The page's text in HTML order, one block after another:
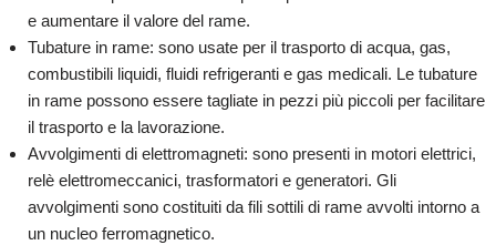
e aumentare il valore del rame.
Tubature in rame: sono usate per il trasporto di acqua, gas,
combustibili liquidi, fluidi refrigeranti e gas medicali. Le tubature
in rame possono essere tagliate in pezzi più piccoli per facilitare
il trasporto e la lavorazione.
Avvolgimenti di elettromagneti: sono presenti in motori elettrici,
relè elettromeccanici, trasformatori e generatori. Gli
avvolgimenti sono costituiti da fili sottili di rame avvolti intorno a
un nucleo ferromagnetico.